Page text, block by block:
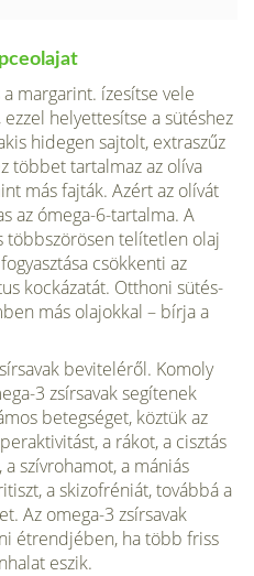
margarint. ízesítse vele
helyettesítse a sütéshez
hidegen sajtolt, extraszűz
többet tartalmaz az olíva
más fajták. Azért az olívát
az ómega-6-tartalma. A
többszörösen telítetlen olaj
csökkenti az
kockázatát. Otthoni sütés­
más olajokkal – bírja a
beviteléről. Komoly
3 zsírsavak segítenek
betegséget, köztük az
a rákot, a cisztás
szívrohamot, a mániás
a skizofréniát, továbbá a
Az omega-3 zsírsavak
étrendjében, ha több friss
eszik.